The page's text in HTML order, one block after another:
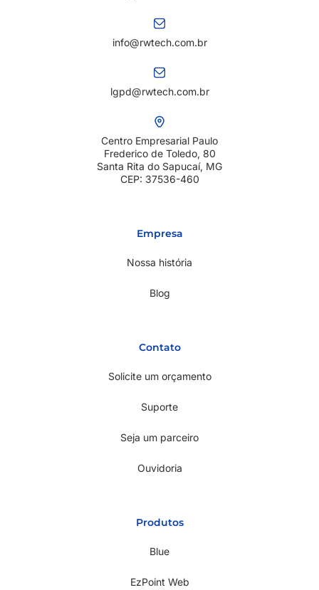
info@rwtech.com.br
lgpd@rwtech.com.br
Centro Empresarial Paulo
Frederico de Toledo, 80
Santa Rita do Sapucaí, MG
CEP: 37536-460
Empresa
Nossa história
Blog
Contato
Solicite um orçamento
Suporte
Seja um parceiro
Ouvidoria
Produtos
Blue
EzPoint Web